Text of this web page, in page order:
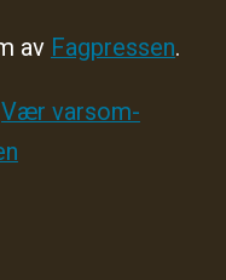
av Fagpressen.
Vær varsom-